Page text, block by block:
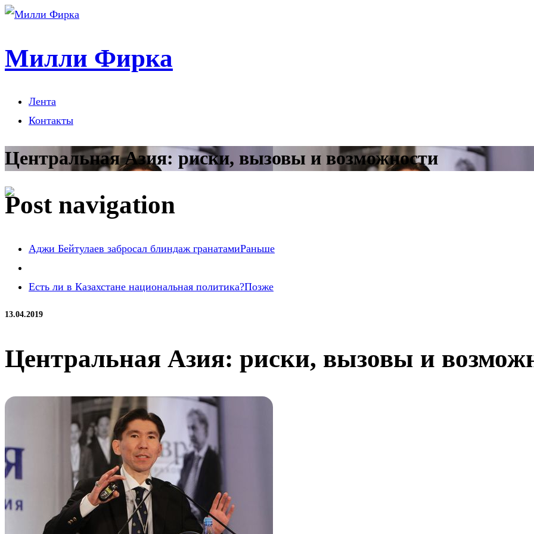
Милли Фирка
Лента
Контакты
Центральная Азия: риски, вызовы и возможности
Post navigation
Аджи Бейтулаев забросал блиндаж гранатамиРаньше
Есть ли в Казахстане национальная политика?Позже
13.04.2019
Центральная Азия: риски, вызовы и